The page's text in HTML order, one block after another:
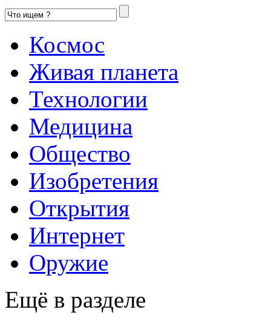
Космос
Живая планета
Технологии
Медицина
Общество
Изобретения
Открытия
Интернет
Оружие
Ещё в разделе